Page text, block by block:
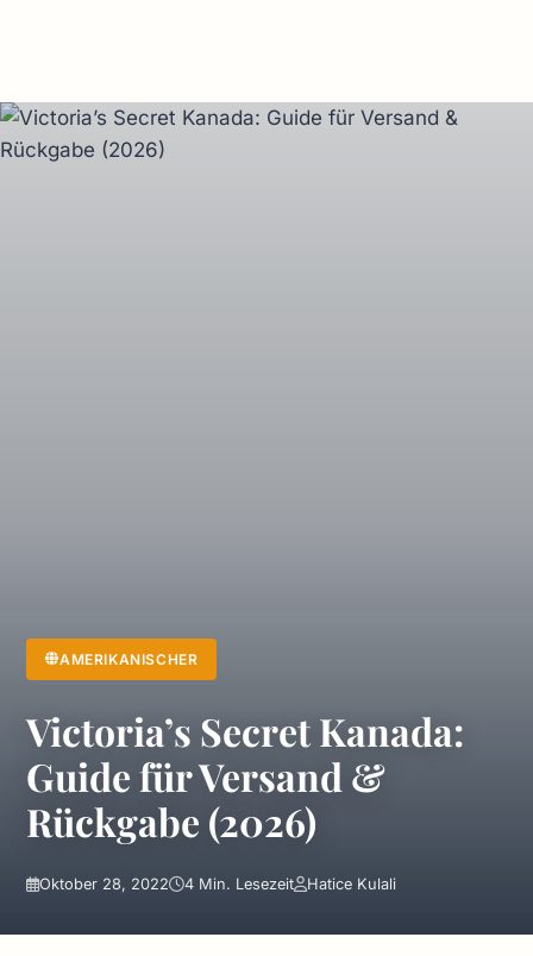
AMERIKANISCHER
Victoria’s Secret Kanada:
Guide für Versand &
Rückgabe (2026)
Oktober 28, 2022 4 Min. Lesezeit Hatice Kulali